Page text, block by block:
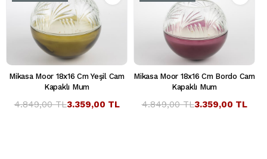
Mikasa Moor 18x16 Cm Yeşil Cam
Kapaklı Mum
3.359,00 TL
4.849,00 TL
Mikasa Moor 18x16 Cm Bordo Cam
Kapaklı Mum
3.359,00 TL
4.849,00 TL